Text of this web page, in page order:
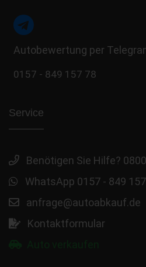
Autobewertung per
0157 - 849 157 78
Service
Benötigen Sie Hilfe?
WhatsApp 0157 - 849
anfrage@autoabkauf.de
Kontaktformular